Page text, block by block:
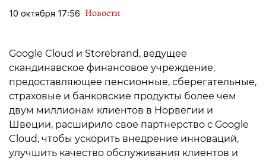
10 октября 17:56 Новости
Google Cloud и Storebrand, ведущее
скандинавское финансовое учреждение,
предоставляющее пенсионные, сберегательные,
страховые и банковские продукты более чем
двум миллионам клиентов в Норвегии и
Швеции, расширило свое партнерство с Google
Cloud, чтобы ускорить внедрение инноваций,
улучшить качество обслуживания клиентов и